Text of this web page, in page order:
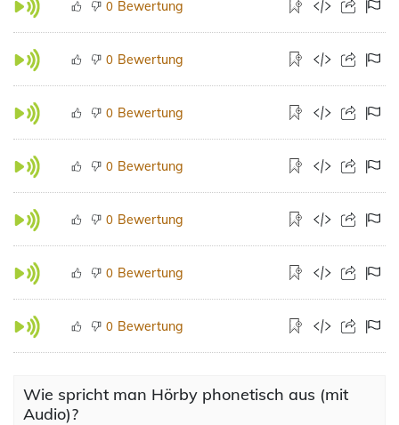
0 Bewertung
0 Bewertung
0 Bewertung
0 Bewertung
0 Bewertung
0 Bewertung
0 Bewertung
Wie spricht man Hörby phonetisch aus (mit
Audio)?